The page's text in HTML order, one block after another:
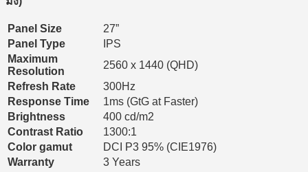
Panel Size
27”
Panel Type
IPS
Maximum
Resolution
2560 x 1440 (QHD)
Refresh Rate
300Hz
Response Time
1ms (GtG at Faster)
Brightness
400 cd/m2
Contrast Ratio
1300:1
Color gamut
DCI P3 95% (CIE1976)
Warranty
3 Years